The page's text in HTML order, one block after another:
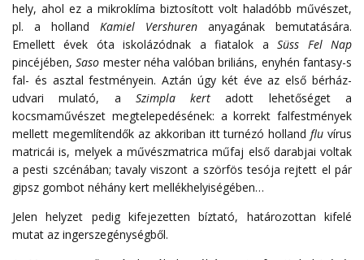
hely, ahol ez a mikroklíma biztosított volt haladóbb művészet,
pl. a holland Kamiel Vershuren anyagának bemutatására.
Emellett évek óta iskolázódnak a fiatalok aSüss Fel Nap
pincéjében,Saso mester néha valóban briliáns, enyhén fantasy-s
fal- és asztal festményein. Aztán úgy két éve az első bérház-
udvari mulató, a Szimpla kert adott lehetőséget a
kocsmaművészet megtelepedésének: a korrekt falfestmények
mellett megemlítendők az akkoriban itt turnézó hollandflu vírus
matricái is, melyek a művészmatrica műfaj első darabjai voltak
a pesti szcénában; tavaly viszont a szörfös tesója rejtett el pár
gipsz gombot néhány kert mellékhelyiségében…
Jelen helyzet pedig kifejezetten bíztató, határozottan kifelé
mutat az ingerszegénységből.